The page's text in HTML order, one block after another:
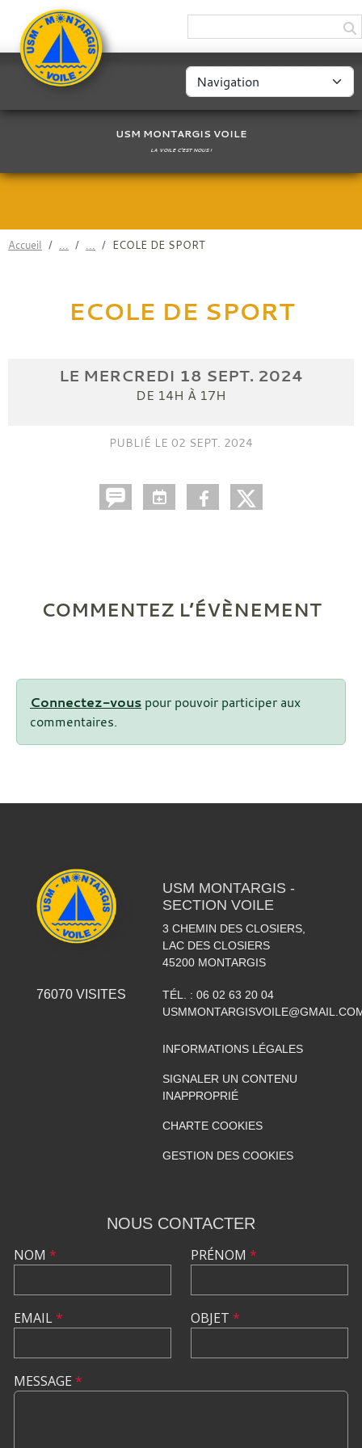
USM MONTARGIS VOILE
LA VOILE C'EST NOUS !
Accueil ECOLE DE SPORT
ECOLE DE SPORT
LE MERCREDI 18 SEPT. 2024
DE 14H À 17H
PUBLIÉ LE 02 SEPT. 2024
COMMENTEZ L’ÉVÈNEMENT
Connectez-vous pour pouvoir participer aux
commentaires.
76070VISITES
USM MONTARGIS -
SECTION VOILE
3 CHEMIN DES CLOSIERS,
LAC DES CLOSIERS
45200 MONTARGIS
TÉL. : 06 02 63 20 04
INFORMATIONS LÉGALES
SIGNALER UN CONTENU
INAPPROPRIÉ
CHARTE COOKIES
GESTION DES COOKIES
NOUS CONTACTER
NOM *
EMAIL*
PRÉNOM *
OBJET *
MESSAGE *
Panneau de gestion des cookies